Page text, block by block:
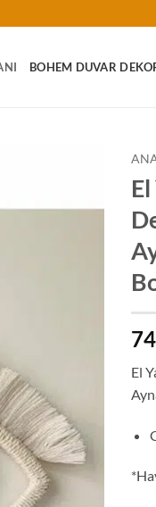
BOHEM DUVAR
El